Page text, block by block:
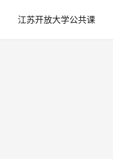
江苏开放大学公共课